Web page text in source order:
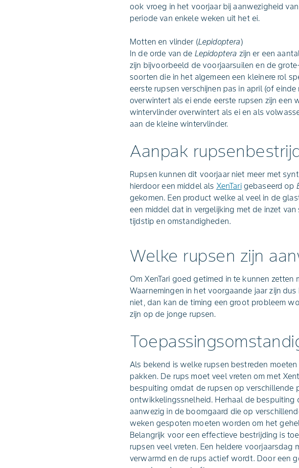
ook vroeg in het voorjaar bij aanwezigheid
periode van enkele weken uit het ei.
Motten en vlinder (Lepidoptera)
In de orde van de Lepidoptera zijn er een
zijn bijvoorbeeld de voorjaarsuilen en de
soorten die in het algemeen een kleinere rol
eerste rupsen verschijnen pas in april (of
overwintert als ei ende eerste rupsen zijn
wintervlinder overwintert als ei en als
aan de kleine wintervlinder.
Aanpak
Rupsen kunnen dit voorjaar niet meer met
hierdoor een middel als XenTarigebaseerd op
gekomen. Een product welke al veel in de
een middel dat in vergelijking met de inzet
tijdstip en omstandigheden.
Welke rupsen zijn
Om XenTari goed getimed in te kunnen
Waarnemingen in het voorgaande jaar zijn
niet, dan kan de timing een groot probleem
zijn op de jonge rupsen.
Als bekend is welke rupsen bestreden
pakken. De rups moet veel vreten om met
bespuiting omdat de rupsen op verschillende
ontwikkelingssnelheid. Herhaal de bespuiting
aanwezig in de boomgaard die op
weken gespoten moeten worden om het
Belangrijk voor een effectieve bestrijding is
rupsen veel vreten. Een heldere
verwarmd en de rups actief wordt. Door een